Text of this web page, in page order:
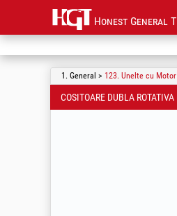
Honest General
1. General > 123. Unelte cu Motor
COSITOARE DUBLA